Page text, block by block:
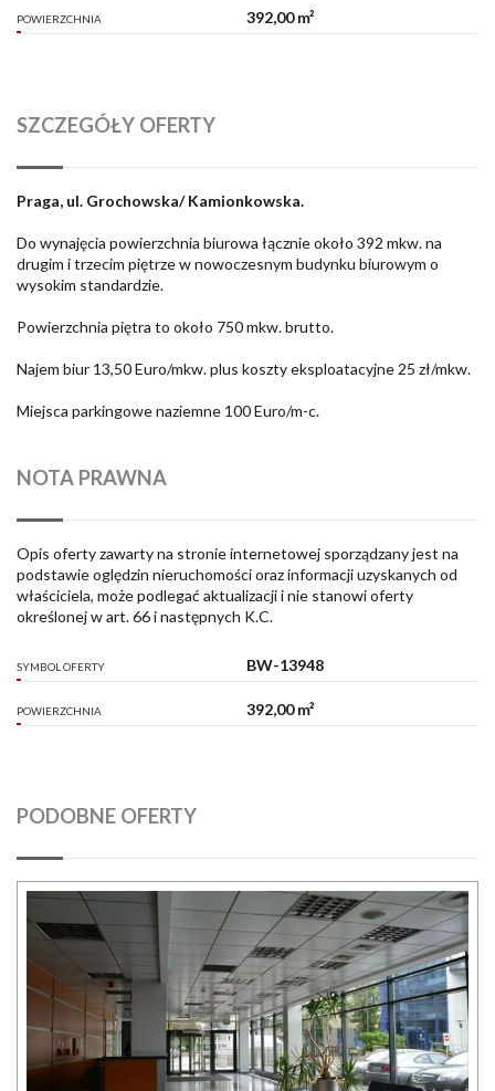
POWIERZCHNIA 392,00 m²
SZCZEGÓŁY OFERTY
Praga, ul. Grochowska/ Kamionkowska.
Do wynajęcia powierzchnia biurowa łącznie około 392 mkw. na
drugim i trzecim piętrze w nowoczesnym budynku biurowym o
wysokim standardzie.
Powierzchnia piętra to około 750 mkw. brutto.
Najem biur 13,50 Euro/mkw. plus koszty eksploatacyjne 25 zł/mkw.
Miejsca parkingowe naziemne 100 Euro/m-c.
NOTA PRAWNA
Opis oferty zawarty na stronie internetowej sporządzany jest na
podstawie oględzin nieruchomości oraz informacji uzyskanych od
właściciela, może podlegać aktualizacji i nie stanowi oferty
określonej w art. 66 i następnych K.C.
SYMBOL OFERTY BW-13948
POWIERZCHNIA 392,00 m²
PODOBNE OFERTY